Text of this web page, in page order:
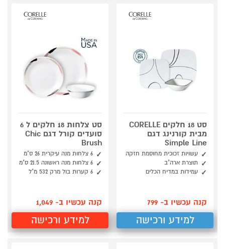
סט 18 חלקים CORELLE
מבית קורנינג דגם
Simple Line
עשויות זכוכית מחוסמת חזקה
תוצרת ארה"ב
עמידות במדיח הכלים
קנה עכשיו ב- 799
למידע ורכישה
סט צלחות 18 חלקים ל 6
סועדים קורל דגם Chic
Brush
6 צלחות מנה עיקרית 26 ס"מ
6 צלחות מנה ראשונה 21.5 ס"מ
6 קערות בול מרק 532 מ"ל
קנה עכשיו ב- 1,049
למידע ורכישה